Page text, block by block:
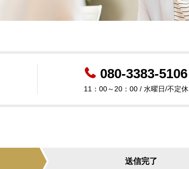
080-3383-5106
11：00～20：00 / 水曜日/不定休
送信完了